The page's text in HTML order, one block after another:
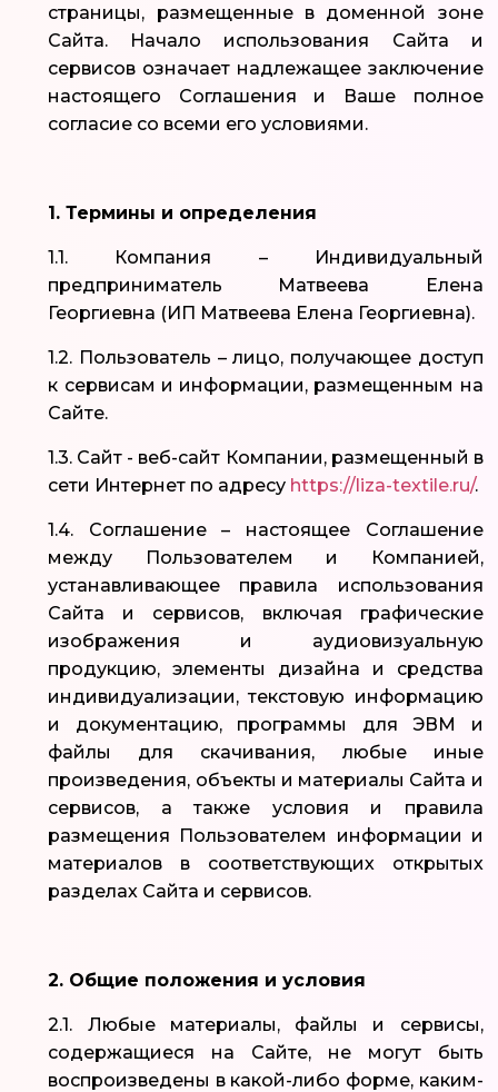
страницы, размещенные в доменной зоне
Сайта. Начало использования Сайта и
сервисов означает надлежащее заключение
настоящего Соглашения и Ваше полное
согласие со всеми его условиями.
1. Термины и определения
1.1. Компания – Индивидуальный
предприниматель Матвеева Елена
Георгиевна (ИП Матвеева Елена Георгиевна).
1.2. Пользователь – лицо, получающее доступ
к сервисам и информации, размещенным на
Сайте.
1.3. Сайт - веб-сайт Компании, размещенный в
сети Интернет по адресу https://liza-textile.ru/.
1.4. Соглашение – настоящее Соглашение
между Пользователем и Компанией,
устанавливающее правила использования
Сайта и сервисов, включая графические
изображения и аудиовизуальную
продукцию, элементы дизайна и средства
индивидуализации, текстовую информацию
и документацию, программы для ЭВМ и
файлы для скачивания, любые иные
произведения, объекты и материалы Сайта и
сервисов, а также условия и правила
размещения Пользователем информации и
материалов в соответствующих открытых
разделах Сайта и сервисов.
2. Общие положения и условия
2.1. Любые материалы, файлы и сервисы,
содержащиеся на Сайте, не могут быть
воспроизведены в какой-либо форме, каким-